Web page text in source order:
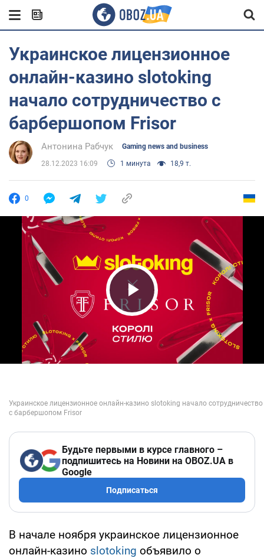
Украинское лицензионное
онлайн-казино slotoking
начало сотрудничество с
барбершопом Frisor
Антонина Рабчук Gaming news and business
28.12.2023 16:09 1 минута 18,9 т.
0
Play Video
Будьте первыми в курсе главного –
подпишитесь на Новини на OBOZ.UA в
Google
Подписаться
В начале ноября украинское лицензионное
онлайн-казино slotoking объявило о